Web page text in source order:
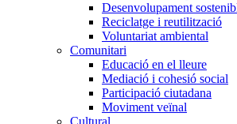
Desenvolupament
Reciclatge i reutilització
Voluntariat ambiental
Comunitari
Educació en el lleure
Mediació i cohesió social
Participació ciutadana
Moviment veïnal
Cultural